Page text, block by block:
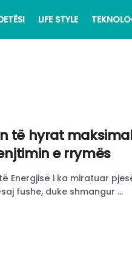
LIFE STYLE
të hyrat
e rrymës
Energjisë i ka miratuar
fushe, duke shmangur ...